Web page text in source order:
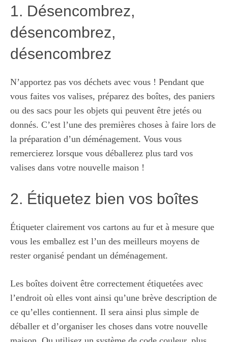
1. Désencombrez,
désencombrez,
désencombrez
N’apportez pas vos déchets avec vous ! Pendant que
vous faites vos valises, préparez des boîtes, des paniers
ou des sacs pour les objets qui peuvent être jetés ou
donnés. C’est l’une des premières choses à faire lors de
la préparation d’un déménagement. Vous vous
remercierez lorsque vous déballerez plus tard vos
valises dans votre nouvelle maison !
2. Étiquetez bien vos boîtes
Étiqueter clairement vos cartons au fur et à mesure que
vous les emballez est l’un des meilleurs moyens de
rester organisé pendant un déménagement.
Les boîtes doivent être correctement étiquetées avec
l’endroit où elles vont ainsi qu’une brève description de
ce qu’elles contiennent. Il sera ainsi plus simple de
déballer et d’organiser les choses dans votre nouvelle